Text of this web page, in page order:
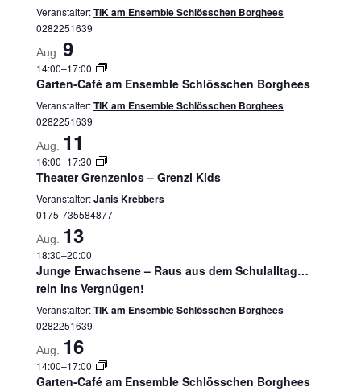
Veranstalter:TIK am Ensemble Schlösschen Borghees
0282251639
Aug. 9
14:00–17:00
Garten-Café am Ensemble Schlösschen Borghees
Veranstalter:TIK am Ensemble Schlösschen Borghees
0282251639
Aug. 11
16:00–17:30
Theater Grenzenlos – Grenzi Kids
Veranstalter:Janis Krebbers
0175-735584877
Aug. 13
18:30–20:00
Junge Erwachsene – Raus aus dem Schulalltag…
rein ins Vergnügen!
Veranstalter:TIK am Ensemble Schlösschen Borghees
0282251639
Aug. 16
14:00–17:00
Garten-Café am Ensemble Schlösschen Borghees